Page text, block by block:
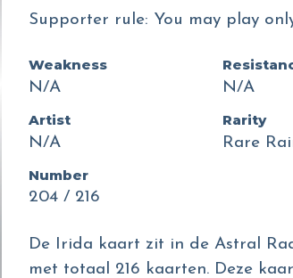
Supporter rule: You may play
Weakness
N/A
N/A
Artist
N/A
Rarity
Rare
Number
204 / 216
De Irida kaart zit in de Astral
met totaal 216 kaarten. Deze